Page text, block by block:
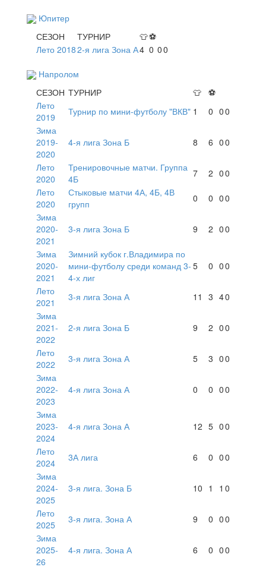
Юпитер
СЕЗОН
ТУРНИР 👕⚽
Лето 20182-я лига Зона А4 0 00
Напролом
СЕЗОН ТУРНИР 👕 ⚽
Лето
2019
Турнир по мини-футболу "ВКВ" 1 0 00
Зима
2019-
2020
4-я лига Зона Б 8 6 00
Лето
2020
Тренировочные матчи. Группа
4Б
7 2 00
Лето
2020
Стыковые матчи 4А, 4Б, 4В
групп
0 0 00
Зима
2020-
2021
3-я лига Зона Б 9 2 00
Зима
2020-
2021
Зимний кубок г.Владимира по
мини-футболу среди команд 3-
4-х лиг
5 0 00
Лето
2021
3-я лига Зона А 11 3 40
Зима
2021-
2022
2-я лига Зона Б 9 2 00
Лето
2022
3-я лига Зона А 5 3 00
Зима
2022-
2023
4-я лига Зона А 0 0 00
Зима
2023-
2024
4-я лига Зона А 12 5 00
Лето
2024
3А лига 6 0 00
Зима
2024-
2025
3-я лига. Зона Б 10 1 1 0
Лето
2025
3-я лига. Зона А 9 0 00
Зима
2025-
26
4-я лига. Зона А 6 0 00